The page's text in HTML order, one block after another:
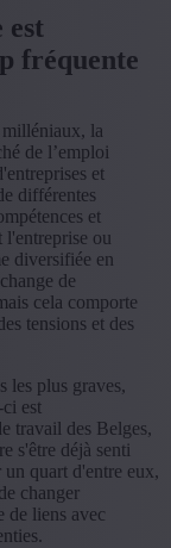
fréquente
la
de l’emploi
et
différentes
et
l'entreprise ou
diversifiée en
de
cela comporte
tensions et des
les plus graves,
est
travail des Belges,
s'être déjà senti
quart d'entre eux,
changer
de liens avec